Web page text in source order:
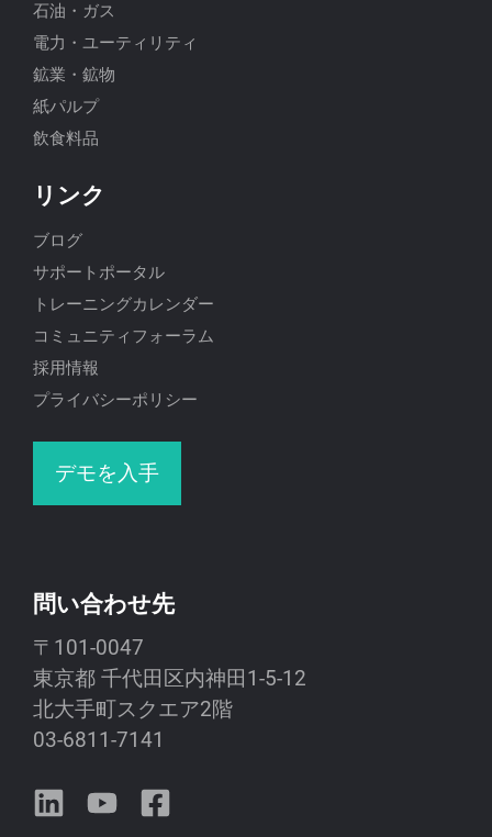
問い合わせ先
〒101-0047
東京都 千代田区内神田1-5-12
北大手町スクエア2階
03-6811-7141
石油・ガス
電力・ユーティリティ
鉱業・鉱物
紙パルプ
飲食料品
リンク
ブログ
サポートポータル
トレーニングカレンダー
コミュニティフォーラム
採用情報
プライバシーポリシー
デモを入手